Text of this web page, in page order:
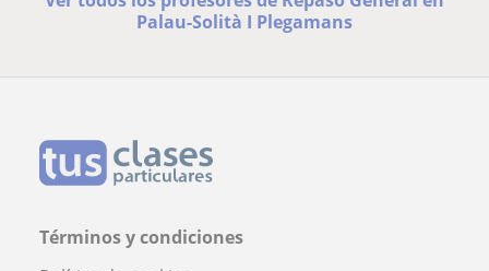
Palau-Solità I Plegamans
Términos y condiciones